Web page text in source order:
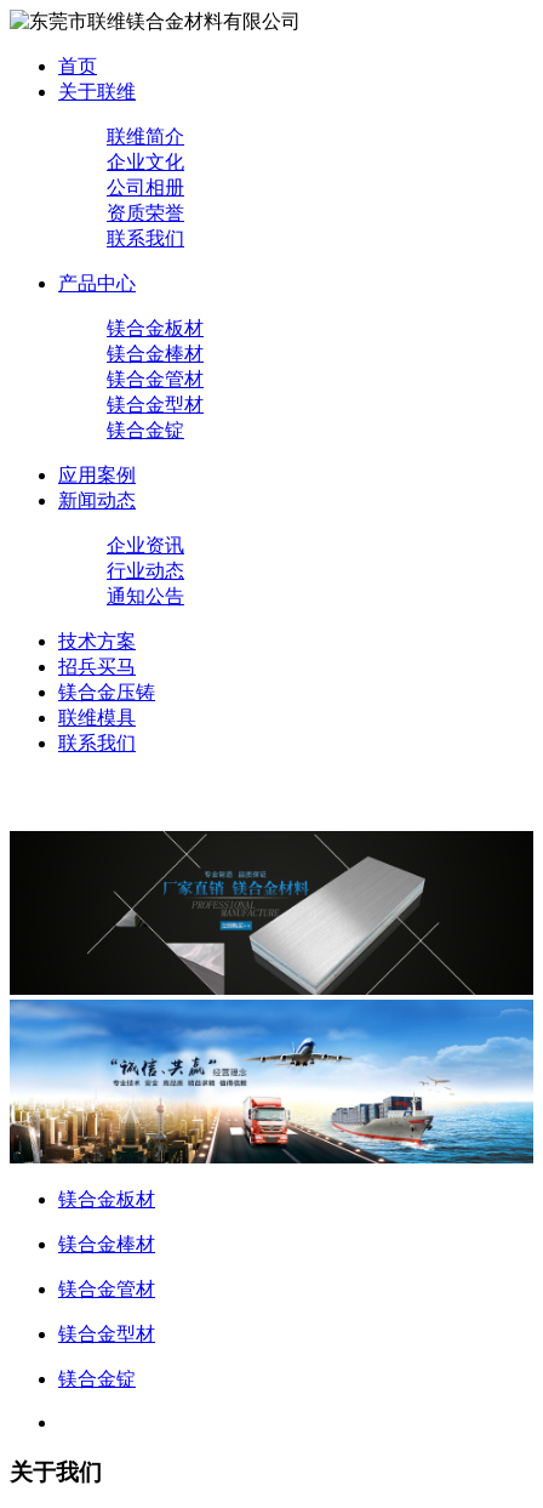
首页
关于联维
联维简介
企业文化
公司相册
资质荣誉
联系我们
产品中心
镁合金板材
镁合金棒材
镁合金管材
镁合金型材
镁合金锭
应用案例
新闻动态
企业资讯
行业动态
通知公告
技术方案
招兵买马
镁合金压铸
联维模具
联系我们
镁合金板材
镁合金棒材
镁合金管材
镁合金型材
镁合金锭
关于我们